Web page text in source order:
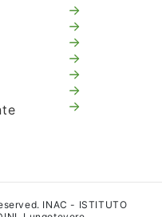
INAC - ISTITUTO